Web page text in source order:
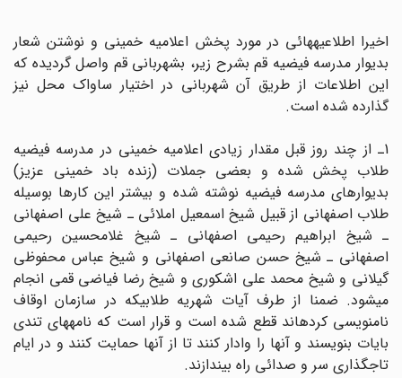
اخیرا اطلاعیه‏هائى در مورد پخش اعلامیه خمینى و نوشتن شعار
بدیوار مدرسه فیضیه قم بشرح زیر، بشهربانى قم واصل گردیده که
این اطلاعات از طریق آن شهربانى در اختیار ساواک محل نیز
گذارده شده است.
1ـ از چند روز قبل مقدار زیادى اعلامیه خمینى در مدرسه فیضیه
طلاب پخش شده و بعضى جملات (زنده باد خمینى عزیز)
بدیوارهاى مدرسه فیضیه نوشته شده و بیشتر این کارها بوسیله
طلاب اصفهانى از قبیل شیخ اسمعیل املائى ـ شیخ على اصفهانى
ـ شیخ ابراهیم رحیمى اصفهانى ـ شیخ غلامحسین رحیمى
اصفهانى ـ شیخ حسن صانعى اصفهانى و شیخ عباس محفوظى
گیلانى و شیخ محمد على اشکورى و شیخ رضا فیاضى قمى انجام
میشود. ضمنا از طرف آیات شهریه طلابیکه در سازمان اوقاف
نام‏نویسى کرده‏اند قطع شده است و قرار است که نامه‏هاى تندى
بایات بنویسند و آنها را وادار کنند تا از آنها حمایت کنند و در ایام
تاجگذارى سر و صدائى راه بیندازند.